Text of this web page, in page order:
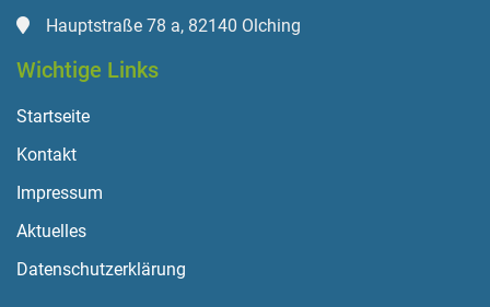
Hauptstraße 78 a, 82140 Olching
Wichtige Links
Startseite
Kontakt
Impressum
Aktuelles
Datenschutzerklärung